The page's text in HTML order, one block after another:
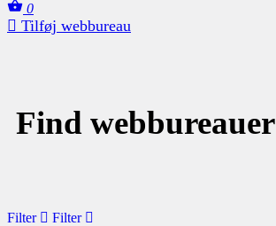
0
Tilføj webbureau
Find webbureauer
Filter Filter